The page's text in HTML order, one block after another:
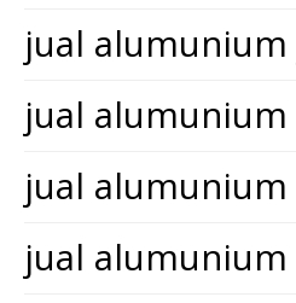
jual
jual
jual alumunium
jual